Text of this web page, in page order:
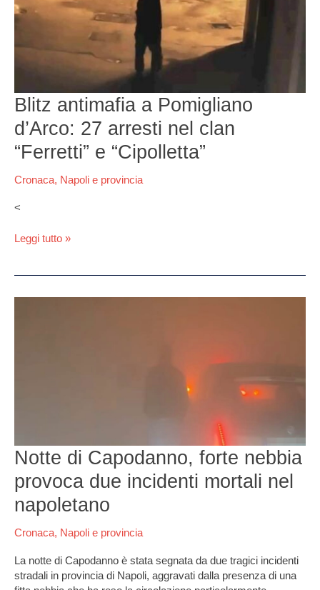
Blitz antimafia a Pomigliano
d’Arco: 27 arresti nel clan
“Ferretti” e “Cipolletta”
Cronaca, Napoli e provincia
<
nel
“Cipolletta”
Leggi tutto »
Notte di Capodanno, forte nebbia
provoca due incidenti mortali nel
napoletano
Cronaca, Napoli e provincia
La notte di Capodanno è stata segnata da due tragici incidenti
stradali in provincia di Napoli, aggravati dalla presenza di una
napoletano